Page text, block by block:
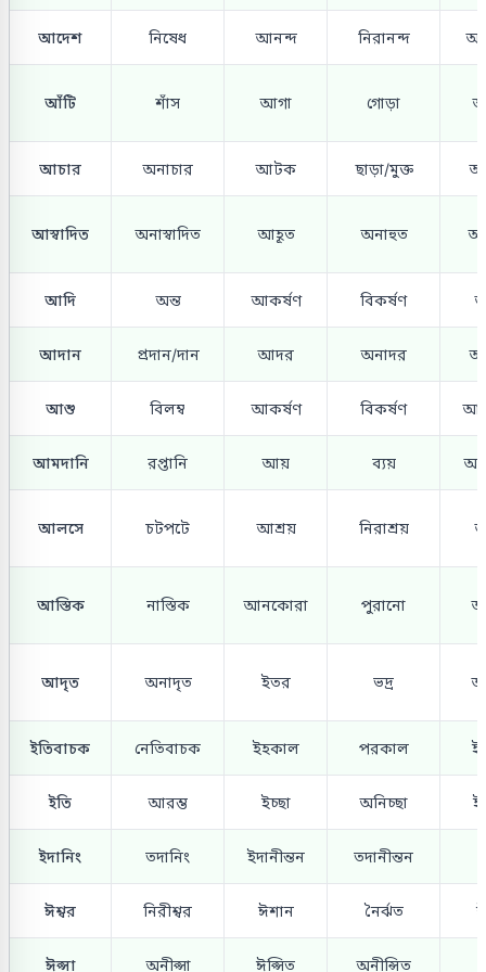
আদেশ নিষেধ আনন্দ নিরানন্দ
আঁটি শাঁস আগা গোড়া
আচার অনাচার আটক ছাড়া/মুক্ত
আস্বাদিত অনাস্বাদিত আহূত অনাহুত
আদি অন্ত আকর্ষণ বিকর্ষণ
আদান প্রদান/দান আদর অনাদর
আশু বিলম্ব আকর্ষণ বিকর্ষণ
আমদানি রপ্তানি আয় ব্যয়
আলসে চটপটে আশ্রয় নিরাশ্রয়
আস্তিক নাস্তিক আনকোরা পুরানো
আদৃত অনাদৃত ইতর ভদ্র
ইতিবাচক নেতিবাচক ইহকাল পরকাল
ইতি আরম্ভ ইচ্ছা অনিচ্ছা
ইদানিং তদানিং ইদানীন্তন তদানীন্তন
ঈশ্বর নিরীশ্বর ঈশান নৈর্ঝত
ঈপ্সা অনীপ্সা ঈপ্সিত অনীন্সিত